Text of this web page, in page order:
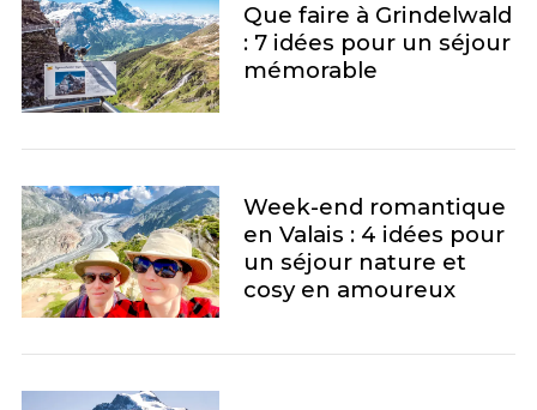
Que faire à Grindelwald
: 7 idées pour un séjour
mémorable
Week-end romantique
en Valais : 4 idées pour
un séjour nature et
cosy en amoureux